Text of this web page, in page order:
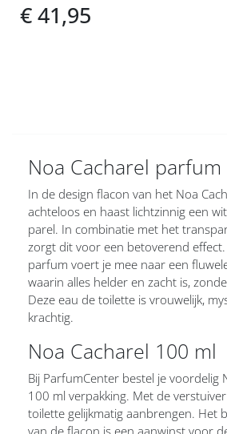
€ 41,95
Noa Cacharel parfum
In de design flacon van het Noa
achteloos en haast lichtzinnig een
parel. In combinatie met het
zorgt dit voor een betoverend
parfum voert je mee naar een
waarin alles helder en zacht is,
Deze eau de toilette is vrouwelijk,
krachtig.
Noa Cacharel 100 ml
Bij ParfumCenter bestel je voordelig
100 ml verpakking. Met de
toilette gelijkmatig aanbrengen. Het